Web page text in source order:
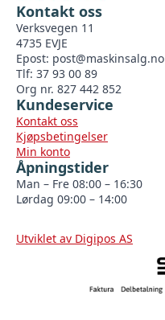
Kontakt oss
Verksvegen 11
4735 EVJE
Epost: post@maskinsalg.no
Tlf: 37 93 00 89
Org nr. 827 442 852
Kundeservice
Kontakt oss
Kjøpsbetingelser
Min konto
Åpningstider
Man – Fre 08:00 – 16:30
Lørdag 09:00 – 14:00
Utviklet av Digipos AS